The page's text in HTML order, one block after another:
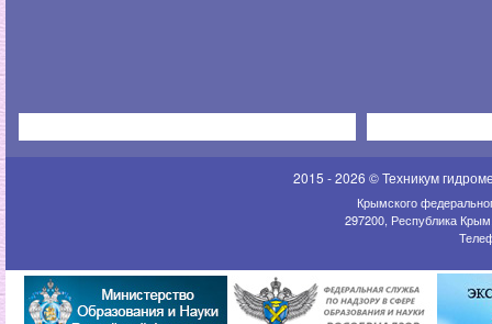
2015 - 2026 © Техникум
Крымского
297200, Республика